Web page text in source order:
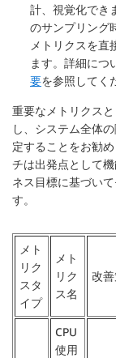
計、視覚化でき
のサンプリング
メトリクスを直
ます。詳細につ
要を参照してく
重要なメトリクス
し、システム全体
定することをお勧
チは出発点として
ネス目標に基づい
す。
メト
リク
スタ
イプ
メト
リク
ス名
改
CPU
使用